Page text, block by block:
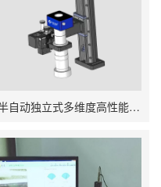
半自动独立式多维度高性能观察系统